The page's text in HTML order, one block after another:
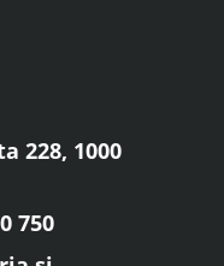
228, 1000
750